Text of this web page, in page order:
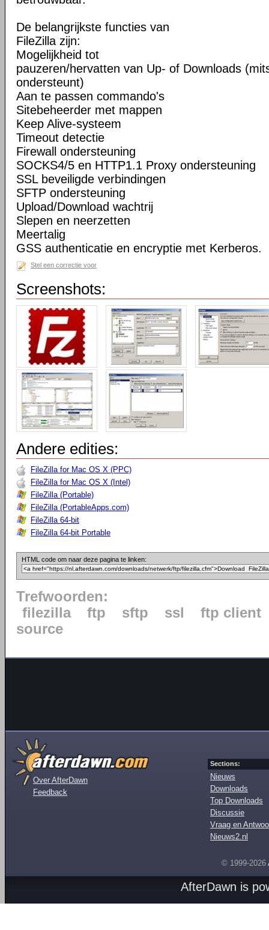
De belangrijkste functies van
FileZilla zijn:
Mogelijkheid tot
pauzeren/hervatten van Up- of Downloads
ondersteunt)
Aan te passen commando's
Sitebeheerder met mappen
Keep Alive-systeem
Timeout detectie
Firewall ondersteuning
SOCKS4/5 en HTTP1.1 Proxy ondersteuning
SSL beveiligde verbindingen
SFTP ondersteuning
Upload/Download wachtrij
Slepen en neerzetten
Meertalig
GSS authenticatie en encryptie met Kerberos.
Stel een correctie voor
Screenshots:
Andere edities:
FileZilla for Mac OS X (PPC)
FileZilla for Mac OS X (Intel)
FileZilla (Portable)
FileZilla (PortableApps.com)
FileZilla 64-bit
FileZilla 64-bit Portable
HTML code om naar deze pagina te linken:
Trefwoorden:
filezilla
ftp sftp ssl
ftp client
source
Over AfterDawn
Feedback
Sections:
Nieuws
Downloads
Top Downloads
Discussie
Vraag en
Nieuws2.nl
© 1999-2026
AfterDawn is